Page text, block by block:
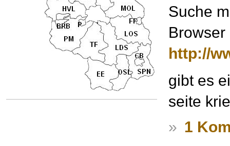
Suche
Browser
http://
gibt es
seite
» 1